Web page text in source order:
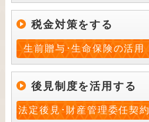
税金対策をする
生前贈与･生命保険の活用
後見制度を活用する
法定後見･財産管理委任契約